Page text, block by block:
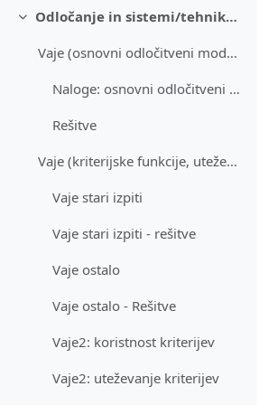
Skrči
Odločanje in sistemi/tehnike za podporo odločanju
Vaje (osnovni odločitveni modeli)
Naloge: osnovni odločitveni modeli
Rešitve
Vaje (kriterijske funkcije, uteževanje kriterijev,...
Vaje stari izpiti
Vaje stari izpiti - rešitve
Vaje ostalo
Vaje ostalo - Rešitve
Vaje2: koristnost kriterijev
Vaje2: uteževanje kriterijev